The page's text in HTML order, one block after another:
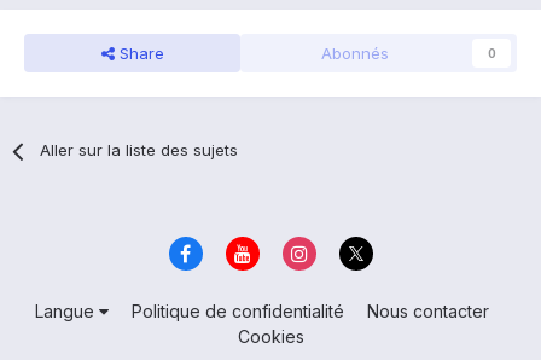
Share Abonnés 0
Aller sur la liste des sujets
Langue Politique de confidentialité
Nous contacter
Cookies